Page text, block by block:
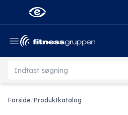
Forside/Produktkatalog